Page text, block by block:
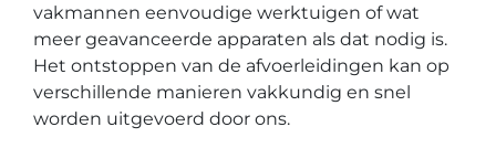
vakmannen eenvoudige werktuigen of wat
meer geavanceerde apparaten als dat nodig is.
Het ontstoppen van de afvoerleidingen kan op
verschillende manieren vakkundig en snel
worden uitgevoerd door ons.